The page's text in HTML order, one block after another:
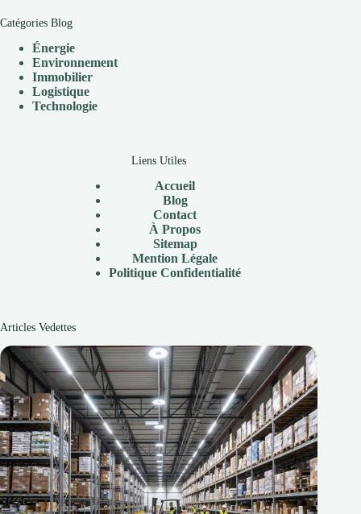
Catégories Blog
Énergie
Environnement
Immobilier
Logistique
Technologie
Liens Utiles
Accueil
Blog
Contact
À Propos
Sitemap
Mention Légale
Politique Confidentialité
Articles Vedettes